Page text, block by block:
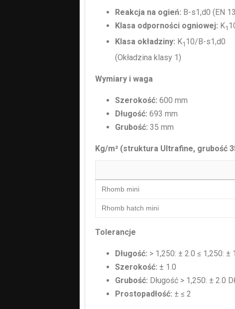
Reakcja na ogień: B-s1,d0 (EN
Klasa odporności ogniowej: K1
Klasa okładziny: K1 10/B-s1,d0
(Okładzina klasy 1)
Wymiary i waga
Szerokość: 600 mm
Długość: 693 mm
Grubość: 35 mm
Kg/m² (struktura Ultrafine, grubość
Rhomb mini
Rhomb hatch mini
Tolerancje
Długość: > 1,250: ± 2.0 ≤ 1,250: ±
Szerokość: ± 1.0
Grubość: Długość > 1,250: ± 2.0
Prostopadłość: ± ≤ 2